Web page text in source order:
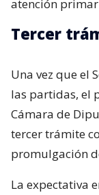
atención
Tercer
Una vez que el
las partidas, el
Cámara de
tercer trámite
promulgación
La expectativa